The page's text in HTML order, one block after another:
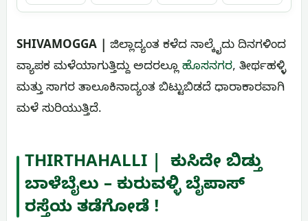
SHIVAMOGGA |
ಜಿಲ್ಲಾದ್ಯಂತ ಕಳೆದ ನಾಲ್ಕೈದು ದಿನಗಳಿಂದ
ವ್ಯಾಪಕ ಮಳೆಯಾಗುತ್ತಿದ್ದು ಅದರಲ್ಲೂಹೊಸನಗರ, ತೀರ್ಥಹಳ್ಳಿ
ಮತ್ತು ಸಾಗರ ತಾಲೂಕಿನಾದ್ಯಂತ ಬಿಟ್ಟುಬಿಡದೆ ಧಾರಾಕಾರವಾಗಿ
ಮಳೆ ಸುರಿಯುತ್ತಿದೆ‌.
THIRTHAHALLI | ಕುಸಿದೇ ಬಿಡ್ತು
ಬಾಳೆಬೈಲು – ಕುರುವಳ್ಳಿ ಬೈಪಾಸ್
ರಸ್ತೆಯ ತಡೆಗೋಡೆ !